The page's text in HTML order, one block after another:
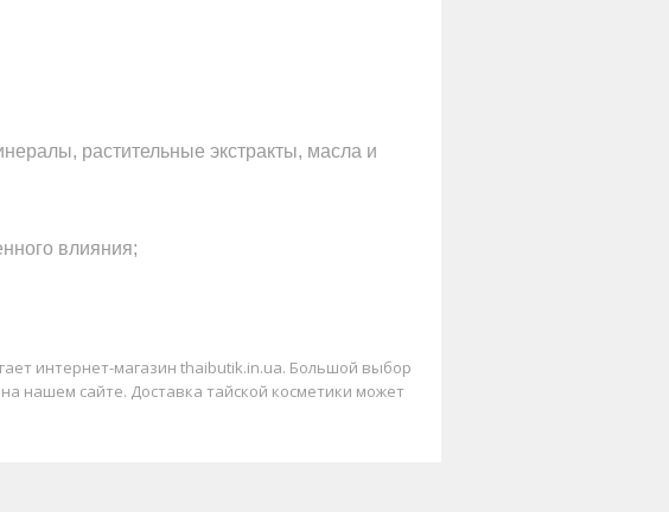
растительные экстракты, масла и
влияния;
интернет-магазин thaibutik.in.ua. Большой выбор
нашем сайте. Доставка тайской косметики может